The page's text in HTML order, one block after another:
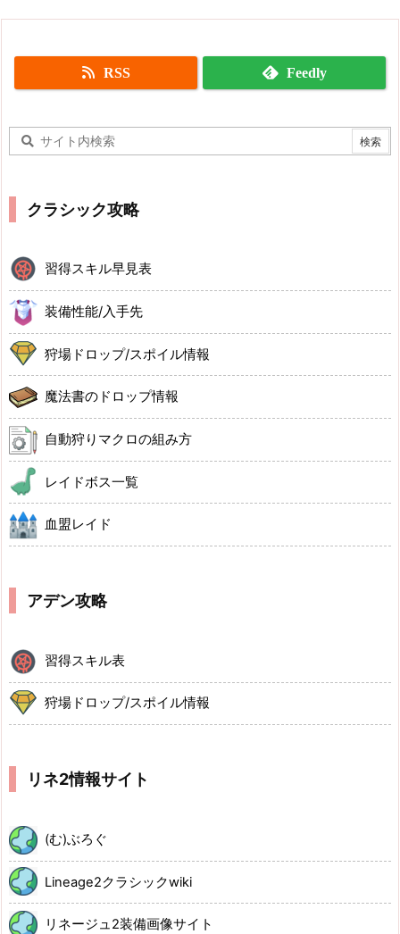
RSS Feedly
クラシック攻略
習得スキル早見表
装備性能/入手先
狩場ドロップ/スポイル情報
魔法書のドロップ情報
自動狩りマクロの組み方
レイドボス一覧
血盟レイド
アデン攻略
習得スキル表
狩場ドロップ/スポイル情報
リネ2情報サイト
(む)ぶろぐ
Lineage2クラシックwiki
リネージュ2装備画像サイト